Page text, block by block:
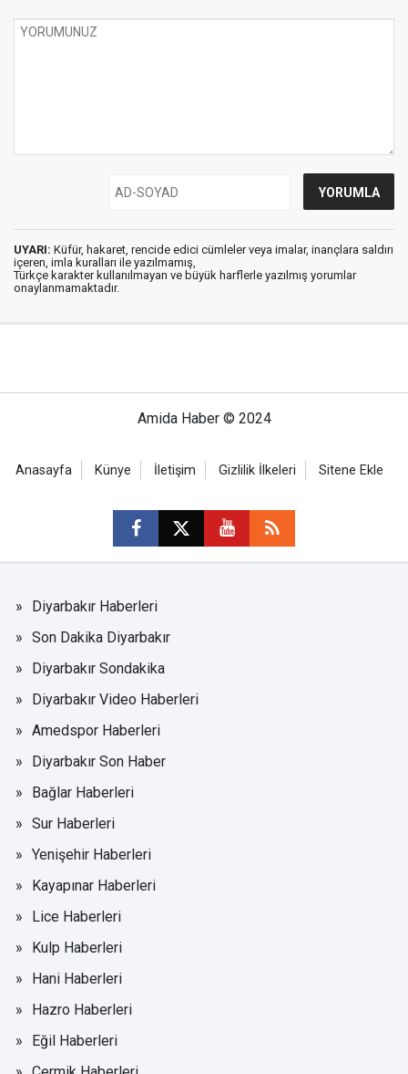
UYARI: Küfür, hakaret, rencide edici cümleler veya imalar, inançlara saldırı
içeren, imla kuralları ile yazılmamış,
Türkçe karakter kullanılmayan ve büyük harflerle yazılmış yorumlar
onaylanmamaktadır.
Amida Haber © 2024
Anasayfa Künye İletişim Gizlilik İlkeleri Sitene Ekle
Diyarbakır Haberleri
Son Dakika Diyarbakır
Diyarbakır Sondakika
Diyarbakır Video Haberleri
Amedspor Haberleri
Diyarbakır Son Haber
Bağlar Haberleri
Sur Haberleri
Yenişehir Haberleri
Kayapınar Haberleri
Lice Haberleri
Kulp Haberleri
Hani Haberleri
Hazro Haberleri
Eğil Haberleri